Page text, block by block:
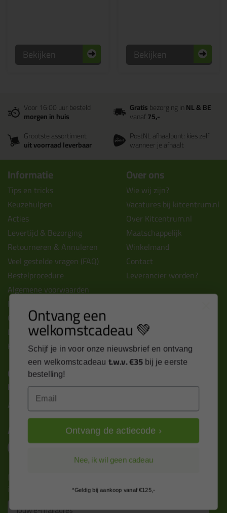
Bekijken Bekijken
Voor 16:00 uur besteld
morgen in huis
Gratisbezorging inNL & BE
vanaf75,-
Grootste assortiment
uit voorraad leverbaar
PostNL afhaalpunt: kies zelf
wanneer je afhaalt
Informatie
Tips en tricks
Keuzehulpen
Acties
Levertijd & Bezorging
Retourneren & Annuleren
Veel gestelde vragen (FAQ)
Bestelprocedure
Algemene voorwaarden
Kitcentrum berichten
Cookies & privacy verklaring
Disclaimer
Kit cursus volgen
Over ons
Wie wij zijn?
Vacatures bij kitcentrum.nl
Over Kitcentrum.nl
Maatschappelijk
Winkelmand
Contact
Leverancier worden?
Contact
Kitcentrum B.V.
Alle contactgegevens >
Altijd op de hoogte blijven?
Nieuws, tips en exclusieve deals rechtstreeks in je
inbox
Email
Ontvang een
welkomstcadeau 💚
Schijf je in voor onze nieuwsbrief en ontvang
een welkomstcadeau t.w.v. €35 bij je eerste
bestelling!
Ontvang de actiecode ›
Nee, ik wil geen cadeau
*Geldig bij aankoop vanaf €125,-